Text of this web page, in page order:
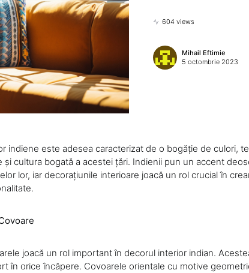
604 views
Mihail Eftimie
5 octombrie 2023
indiene este adesea caracterizat de o bogăție de culori,
și cultura bogată a acestei țări. Indienii pun un accent
lor, iar decorațiunile interioare joacă un rol crucial în
joacă un rol important în decorul interior indian.
în orice încăpere. Covoarele orientale cu motive